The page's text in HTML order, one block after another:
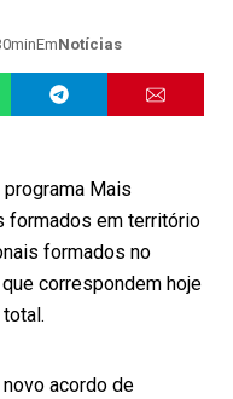
EmNotícias
Mais
formados em território
formados no
correspondem hoje
acordo de